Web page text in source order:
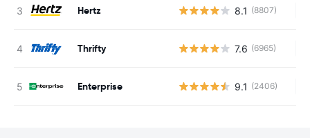
Hertz 8.1 (8807)
Thrifty 7.6 (6965)
Enterprise 9.1 (2406)